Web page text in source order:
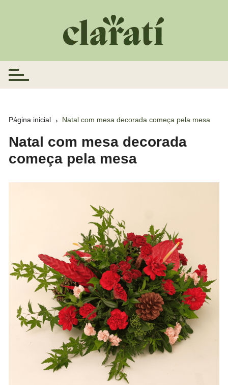
Página inicial Natal com mesa decorada começa pela mesa
Natal com mesa decorada
começa pela mesa